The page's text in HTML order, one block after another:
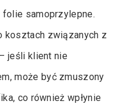
samoprzylepne.
kosztach związanych z
jeśli klient nie
może być zmuszony
co również wpłynie